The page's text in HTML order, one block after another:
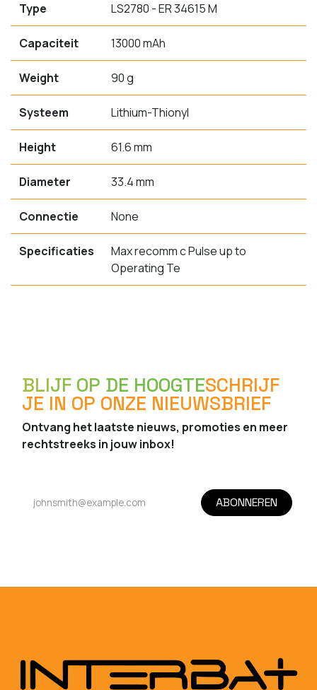
Type LS2780 - ER 34615 M
Capaciteit 13000 mAh
Weight 90 g
Systeem Lithium-Thionyl
Height 61.6 mm
Diameter 33.4 mm
Connectie None
Specificaties
Max recomm c Pulse up to
Operating Te
BLIJF OP DE HOOGTESCHRIJF
JE IN OP ONZE NIEUWSBRIEF
Ontvang het laatste nieuws, promoties en meer
rechtstreeks in jouw inbox!
ABONNEREN